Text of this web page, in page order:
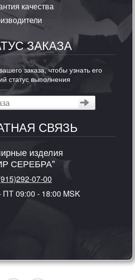
качества
ЗАКАЗА
заказа, чтобы узнать его
статус выполнения
СВЯЗЬ
изделия
СЕРЕБРА"
07-00
09:00 - 18:00 MSK